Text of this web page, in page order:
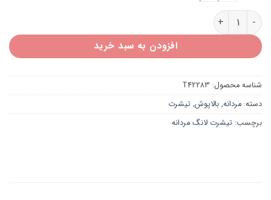
تیشرت لانگ مردانه T42283 عدد
افزودن به سبد خرید
شناسه محصول: T42283
دسته: مردانه, بالاپوش, تیشرت
برچسب: تیشرت لانگ مردانه